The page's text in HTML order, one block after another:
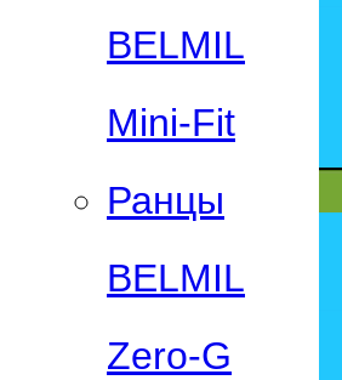
BELMIL
Mini-Fit
Ранцы
BELMIL
Zero-G